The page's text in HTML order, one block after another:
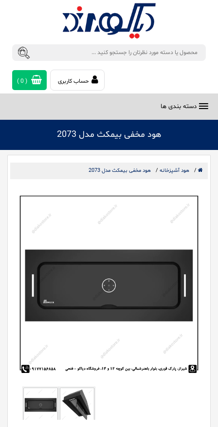
حساب کاربری (
0
)
دسته بندی ها
هود مخفی بیمکث مدل 2073
/ هود آشپزخانه / هود مخفی بیمکث مدل 2073